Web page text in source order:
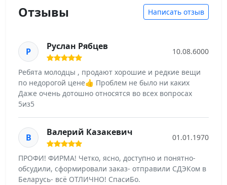
Отзывы Написать отзыв
Р Руслан Рябцев 10.08.6000
Ребята молодцы , продают хорошие и редкие вещи
по недорогой цене👍 Проблем не было ни каких
Даже очень дотошно относятся во всех вопросах
5из5
В Валерий Казакевич 01.01.1970
ПРОФИ! ФИРМА! Четко, ясно, доступно и понятно-
обсудили, сформировали заказ- отправили СДЭКом в
Беларусь- всё ОТЛИЧНО! СпасиБо.